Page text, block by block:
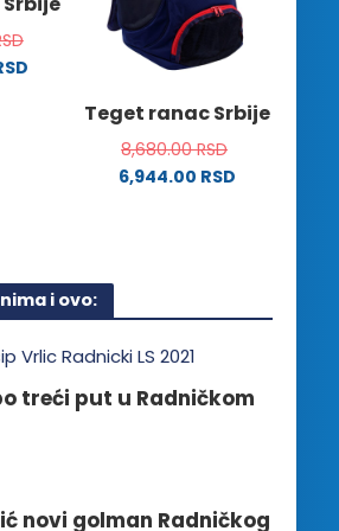
biti
izabrane
na
proizvoda.
Teget ranac Srbije
8,680.00RSD
6,944.00 RSD
i ovo:
treći put u Radničkom
novi golman Radničkog